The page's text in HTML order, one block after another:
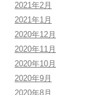
2021年2月
2021年1月
2020年12月
2020年11月
2020年10月
2020年9月
2020年8月